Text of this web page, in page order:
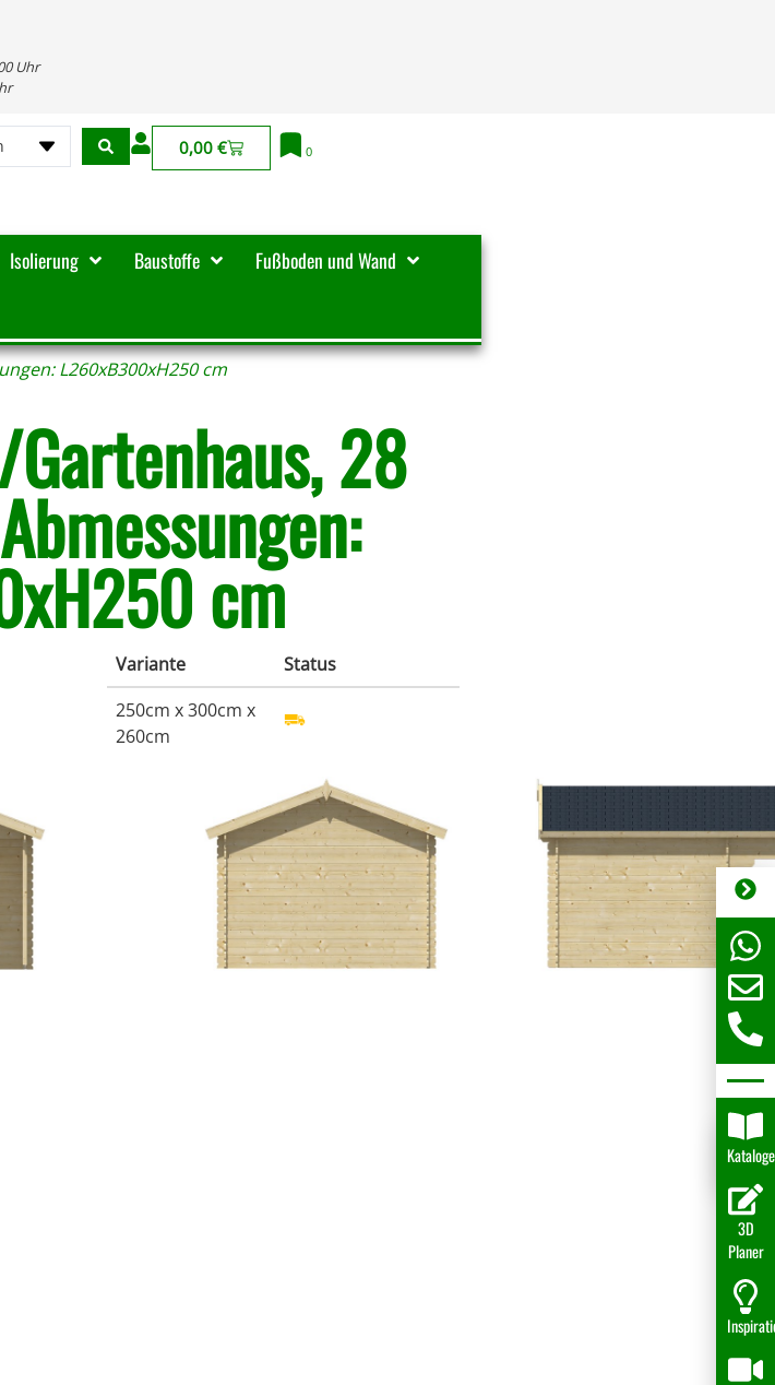
Uhr
0,00 € 0
Isolierung Baustoffe
Fußboden und Wand
L260xB300xH250 cm
28
cm
Variante
Status
250cm x 300cm x
260cm
Projektpreis anfragen*
Angebot zu attraktiven Konditionen.
Kataloge
3D
Planer